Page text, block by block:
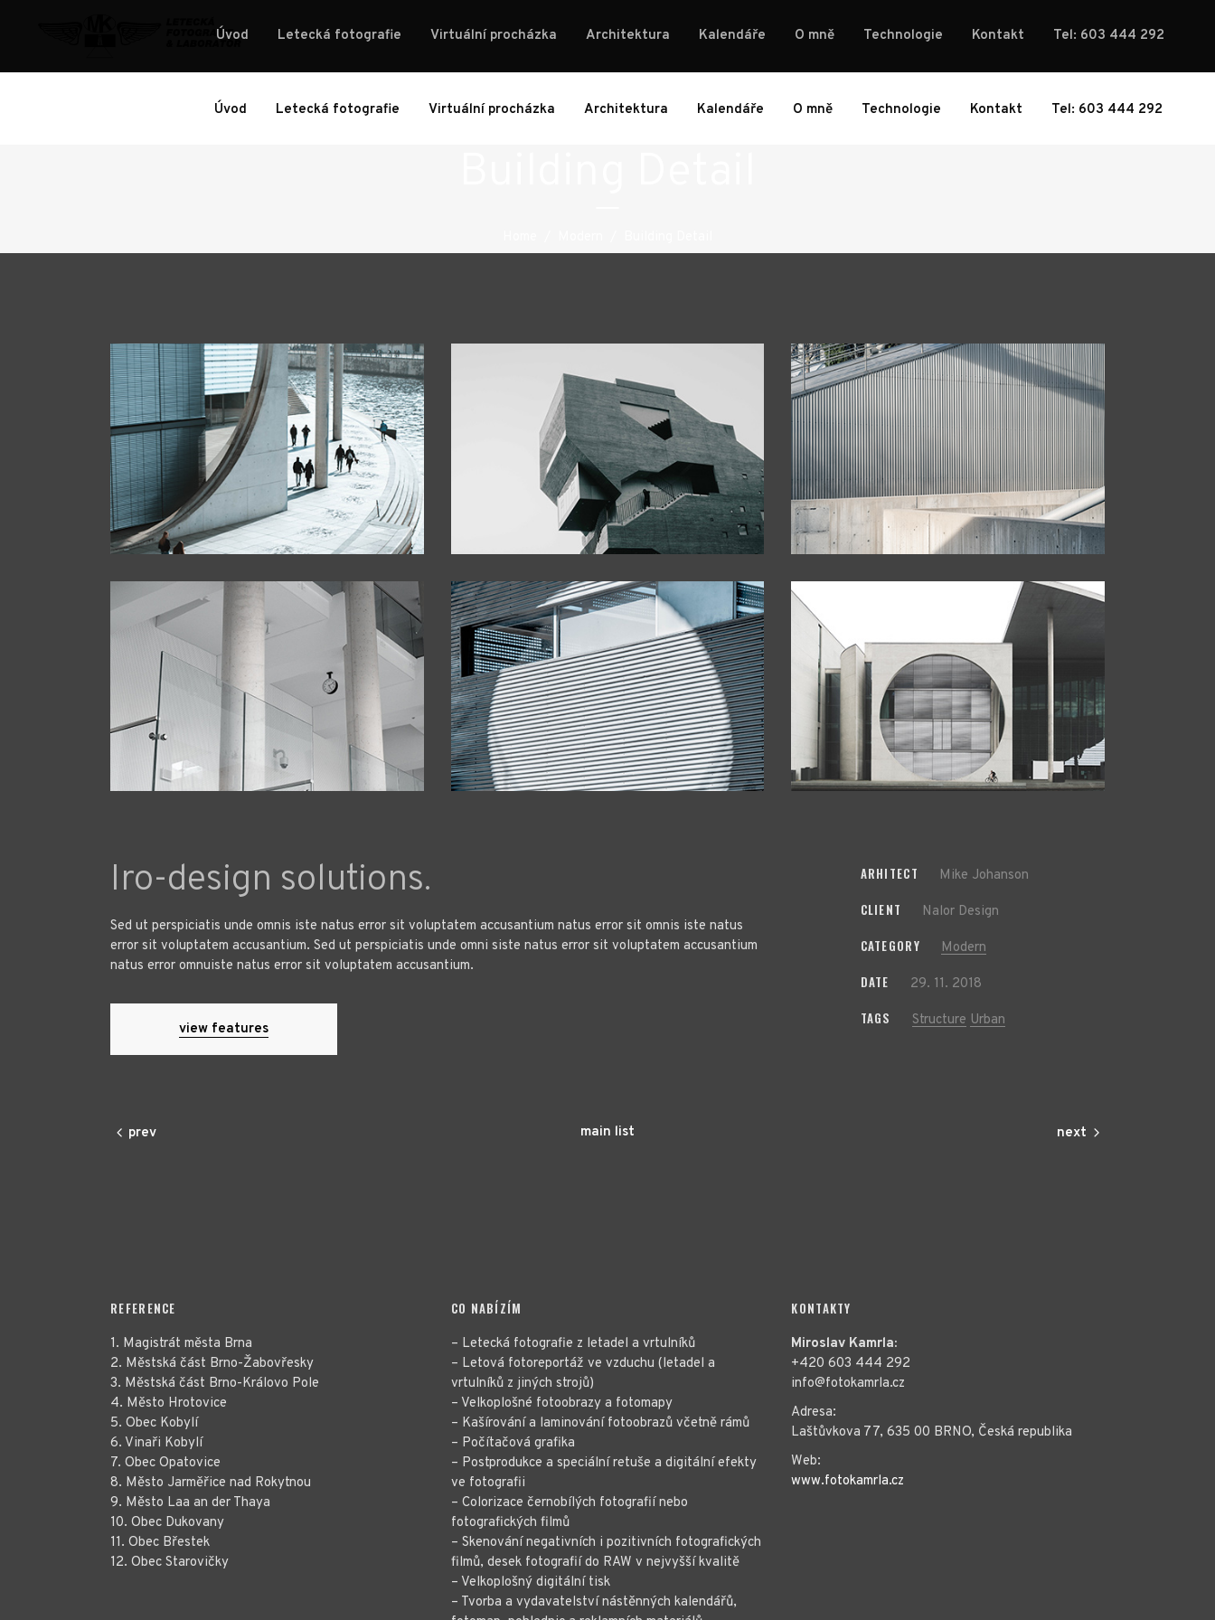
Úvod Letecká fotografie Virtuální procházka Architektura Kalendáře O mně Technologie Kontakt Tel: 603 444 292
Úvod Letecká fotografie Virtuální procházka Architektura Kalendáře O mně Technologie Kontakt Tel: 603 444 292
Iro-design solutions.
Sed ut perspiciatis unde omnis iste natus error sit voluptatem accusantium natus error sit omnis iste natus
error sit voluptatem accusantium. Sed ut perspiciatis unde omni siste natus error sit voluptatem accusantium
natus error omnuiste natus error sit voluptatem accusantium.
view features
ARHITECT Mike Johanson
CLIENT Nalor Design
CATEGORY Modern
DATE 29. 11. 2018
TAGS Structure Urban
prev main list next
REFERENCE
1. Magistrát města Brna
2. Městská část Brno-Žabovřesky
3. Městská část Brno-Královo Pole
4. Město Hrotovice
5. Obec Kobylí
6. Vinaři Kobylí
7. Obec Opatovice
8. Město Jarměřice nad Rokytnou
9. Město Laa an der Thaya
10. Obec Dukovany
11. Obec Břestek
12. Obec Starovičky
CO NABÍZÍM
– Letecká fotografie z letadel a vrtulníků
– Letová fotoreportáž ve vzduchu (letadel a
vrtulníků z jiných strojů)
– Velkoplošné fotoobrazy a fotomapy
– Kašírování a laminování fotoobrazů včetně rámů
– Počítačová grafika
– Postprodukce a speciální retuše a digitální efekty
ve fotografii
– Colorizace černobílých fotografií nebo
fotografických filmů
– Skenování negativních i pozitivních fotografických
filmů, desek fotografií do RAW v nejvyšší kvalitě
– Velkoplošný digitální tisk
– Tvorba a vydavatelství nástěnných kalendářů,
KONTAKTY
Miroslav Kamrla:
+420 603 444 292
info@fotokamrla.cz
Adresa:
Laštůvkova 77, 635 00 BRNO, Česká republika
Web:
www.fotokamrla.cz